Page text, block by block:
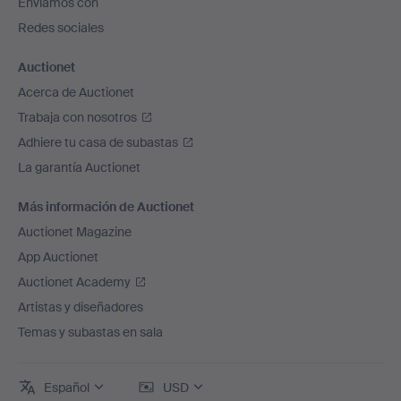
página
Redes sociales
Auctionet
Acerca de Auctionet
Trabaja con nosotros
Adhiere tu casa de subastas
La garantía Auctionet
Más información de Auctionet
Auctionet Magazine
App Auctionet
Auctionet Academy
Artistas y diseñadores
Temas y subastas en sala
Español USD